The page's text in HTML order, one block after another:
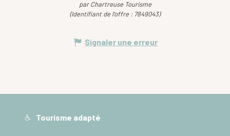
par Chartreuse Tourisme
(Identifiant de l'offre : 7849043)
Signaler une erreur
Tourisme adapté